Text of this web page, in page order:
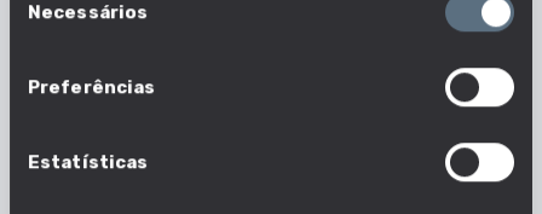
deNecessários
Preferências
Estatísticas
135 em 1630 profissões
essencial